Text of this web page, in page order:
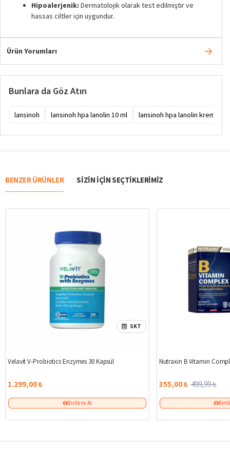
Hipoalerjenik: Dermatolojik olarak test edilmiştir ve
hassas ciltler için uygundur.
Ürün Yorumları
Bunlara da Göz Atın
lansinoh lansinoh hpa lanolin 10 ml lansinoh hpa lanolin krem ne
BENZER ÜRÜNLER SIZIN IÇIN SEÇTIKLERIMIZ
SKT
Velavit V-Probiotics Enzymes 30 Kapsül
1.299,00 ₺
Birlikte Al
Nutraxin B Vitamin
355,00 ₺ 499,99 ₺